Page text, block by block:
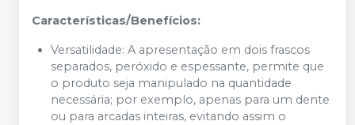
Características/Benefícios:
Versatilidade: A apresentação em dois frascos
separados, peróxido e espessante, permite que
o produto seja manipulado na quantidade
necessária; por exemplo, apenas para um dente
ou para arcadas inteiras, evitando assim o